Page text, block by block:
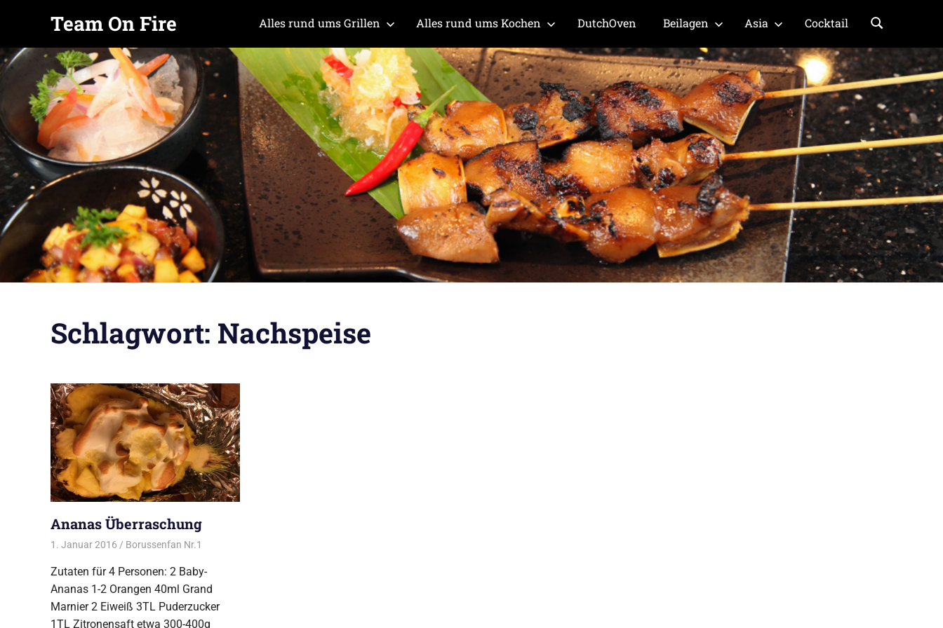
Zum
Inhalt
springen
Team On Fire
COOKING
SINCE
2015
Alles rund ums Grillen Alles rund ums Kochen DutchOven Beilagen Asia Cocktail
Schlagwort: Nachspeise
Ananas Überraschung
1. Januar 2016 Borussenfan Nr.1
Zutaten für 4 Personen: 2 Baby-
Ananas 1-2 Orangen 40ml Grand
Marnier 2 Eiweiß 3TL Puderzucker
1TL Zitronensaft etwa 300-400g